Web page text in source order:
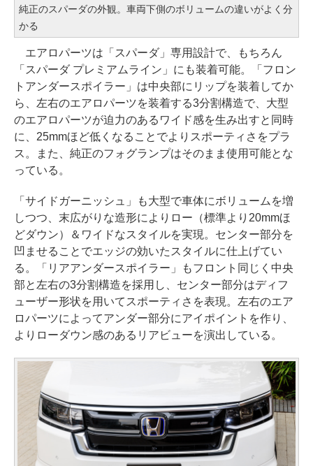
純正のスパーダの外観。車両下側のボリュームの違いがよく分
かる
エアロパーツは「スパーダ」専用設計で、もちろん
「スパーダ プレミアムライン」にも装着可能。「フロン
トアンダースポイラー」は中央部にリップを装着してか
ら、左右のエアロパーツを装着する3分割構造で、大型
のエアロパーツが迫力のあるワイド感を生み出すと同時
に、25mmほど低くなることでよりスポーティさをプラ
ス。また、純正のフォグランプはそのまま使用可能とな
っている。
「サイドガーニッシュ」も大型で車体にボリュームを増
しつつ、末広がりな造形によりロー（標準より20mmほ
どダウン）＆ワイドなスタイルを実現。センター部分を
凹ませることでエッジの効いたスタイルに仕上げてい
る。「リアアンダースポイラー」もフロント同じく中央
部と左右の3分割構造を採用し、センター部分はディフ
ューザー形状を用いてスポーティさを表現。左右のエア
ロパーツによってアンダー部分にアイポイントを作り、
よりローダウン感のあるリアビューを演出している。